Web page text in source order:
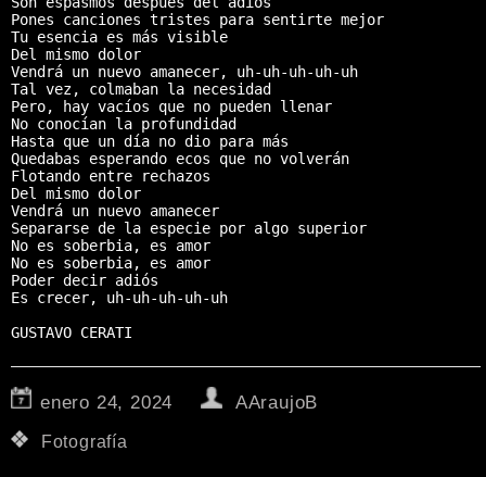
Pones canciones tristes para sentirte mejor
Tu esencia es más visible
Del mismo dolor
Vendrá un nuevo amanecer, uh-uh-uh-uh-uh
Tal vez, colmaban la necesidad
Pero, hay vacíos que no pueden llenar
No conocían la profundidad
Hasta que un día no dio para más
Quedabas esperando ecos que no volverán
Flotando entre rechazos
Del mismo dolor
Vendrá un nuevo amanecer
Separarse de la especie por algo superior
No es soberbia, es amor
No es soberbia, es amor
Poder decir adiós
Es crecer, uh-uh-uh-uh-uh
GUSTAVO CERATI
enero 24, 2024 AAraujoB
Fotografía